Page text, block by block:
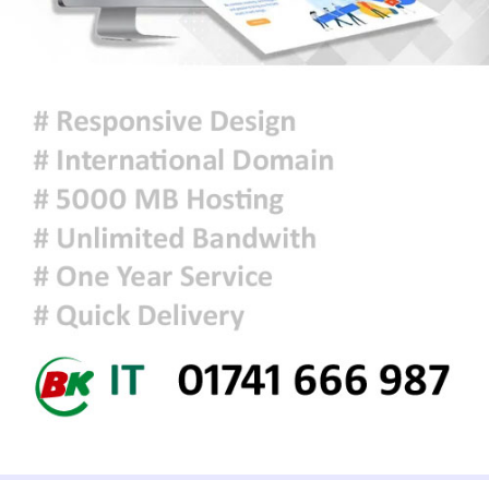
হরমুজে নতুন নৌপথে ওমানের সঙ্গে
সমঝোতায় ইরান
জরুরি জ্বালানি সরবরাহ নিশ্চিতে ৮ কার্গো
এলএনজি ও ৫ হাজার টন এলপিজি
কেনার নীতিগত অনুমোদন
নদী দূষণ রোধে সমন্বিত পদক্ষেপ গ্রহণে
অবহেলার কোনো সুযোগ নেই : প্রধানমন্ত্রী